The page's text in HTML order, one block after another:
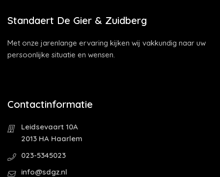
Standaert De Gier & Zuidberg
Met onze jarenlange ervaring kijken wij vakkundig naar uw
persoonlijke situatie en wensen.
Contactinformatie
Leidsevaart 10A
2013 HA Haarlem
023-5345023
info@sdgz.nl